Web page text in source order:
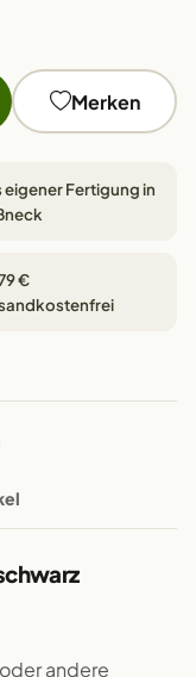
Merken
eigener Fertigung in
€
andere